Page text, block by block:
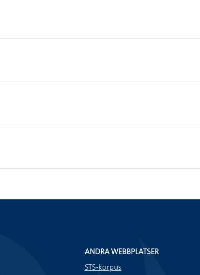
ANDRA WEBBPLATSER
STS-korpus